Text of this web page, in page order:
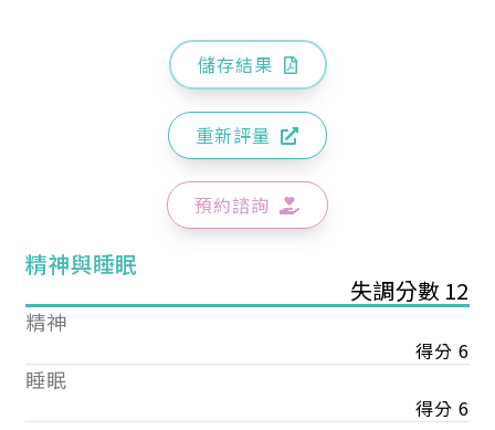
儲存結果
重新評量
預約諮詢
精神與睡眠
失調分數 12
精神
得分 6
睡眠
得分 6